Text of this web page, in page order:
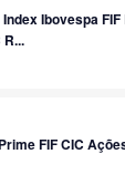
Ibovespa FIF
FIF CIC